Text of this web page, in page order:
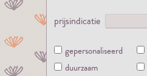
prijsindicatie
gepersonaliseerd
duurzaam